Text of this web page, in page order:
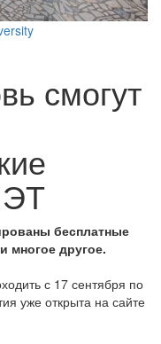
смогут
бесплатные
многое другое.
с 17 сентября по
уже открыта на сайте